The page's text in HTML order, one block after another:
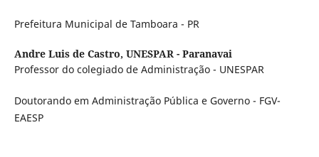
Prefeitura Municipal de Tamboara - PR
Andre Luis de Castro, UNESPAR - Paranavai
Professor do colegiado de Administração - UNESPAR
Doutorando em Administração Pública e Governo - FGV-
EAESP